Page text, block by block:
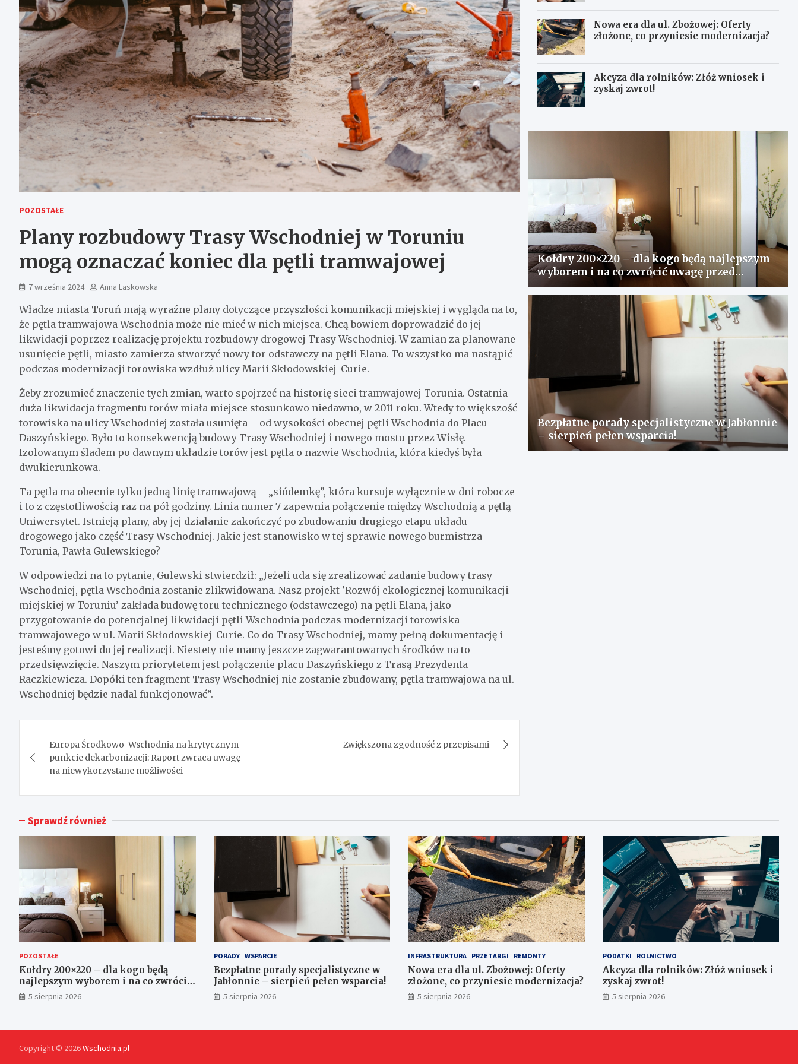
POZOSTAŁE
Plany rozbudowy Trasy Wschodniej w Toruniu
mogą oznaczać koniec dla pętli tramwajowej
7 września 2024 Anna Laskowska
Władze miasta Toruń mają wyraźne plany dotyczące przyszłości komunikacji miejskiej i wygląda na to,
że pętla tramwajowa Wschodnia może nie mieć w nich miejsca. Chcą bowiem doprowadzić do jej
likwidacji poprzez realizację projektu rozbudowy drogowej Trasy Wschodniej. W zamian za planowane
usunięcie pętli, miasto zamierza stworzyć nowy tor odstawczy na pętli Elana. To wszystko ma nastąpić
podczas modernizacji torowiska wzdłuż ulicy Marii Skłodowskiej-Curie.
Żeby zrozumieć znaczenie tych zmian, warto spojrzeć na historię sieci tramwajowej Torunia. Ostatnia
duża likwidacja fragmentu torów miała miejsce stosunkowo niedawno, w 2011 roku. Wtedy to większość
torowiska na ulicy Wschodniej została usunięta – od wysokości obecnej pętli Wschodnia do Placu
Daszyńskiego. Było to konsekwencją budowy Trasy Wschodniej i nowego mostu przez Wisłę.
Izolowanym śladem po dawnym układzie torów jest pętla o nazwie Wschodnia, która kiedyś była
dwukierunkowa.
Ta pętla ma obecnie tylko jedną linię tramwajową – „siódemkę”, która kursuje wyłącznie w dni robocze
i to z częstotliwością raz na pół godziny. Linia numer 7 zapewnia połączenie między Wschodnią a pętlą
Uniwersytet. Istnieją plany, aby jej działanie zakończyć po zbudowaniu drugiego etapu układu
drogowego jako część Trasy Wschodniej. Jakie jest stanowisko w tej sprawie nowego burmistrza
Torunia, Pawła Gulewskiego?
W odpowiedzi na to pytanie, Gulewski stwierdził: „Jeżeli uda się zrealizować zadanie budowy trasy
Wschodniej, pętla Wschodnia zostanie zlikwidowana. Nasz projekt 'Rozwój ekologicznej komunikacji
miejskiej w Toruniu’ zakłada budowę toru technicznego (odstawczego) na pętli Elana, jako
przygotowanie do potencjalnej likwidacji pętli Wschodnia podczas modernizacji torowiska
tramwajowego w ul. Marii Skłodowskiej-Curie. Co do Trasy Wschodniej, mamy pełną dokumentację i
jesteśmy gotowi do jej realizacji. Niestety nie mamy jeszcze zagwarantowanych środków na to
przedsięwzięcie. Naszym priorytetem jest połączenie placu Daszyńskiego z Trasą Prezydenta
Raczkiewicza. Dopóki ten fragment Trasy Wschodniej nie zostanie zbudowany, pętla tramwajowa na ul.
Wschodniej będzie nadal funkcjonować”.
wpisu
Europa Środkowo-Wschodnia na krytycznym
punkcie dekarbonizacji: Raport zwraca uwagę
na niewykorzystane możliwości
Zwiększona zgodność z przepisami
Nowa era dla ul. Zbożowej: Oferty
złożone, co przyniesie modernizacja?
Akcyza dla rolników: Złóż wniosek i
zyskaj zwrot!
Kołdry 200×220 – dla kogo będą najlepszym
wyborem i na co zwrócić uwagę przed
zakupem?
Bezpłatne porady specjalistyczne w Jabłonnie
– sierpień pełen wsparcia!
Sprawdź również
POZOSTAŁE
Kołdry 200×220 – dla kogo będą
najlepszym wyborem i na co zwrócić
uwagę przed zakupem?
5 sierpnia 2026
PORADY WSPARCIE
Bezpłatne porady specjalistyczne w
Jabłonnie – sierpień pełen wsparcia!
5 sierpnia 2026
INFRASTRUKTURA PRZETARGI REMONTY
Nowa era dla ul. Zbożowej: Oferty
złożone, co przyniesie modernizacja?
5 sierpnia 2026
PODATKI ROLNICTWO
Akcyza dla rolników: Złóż wniosek i
zyskaj zwrot!
5 sierpnia 2026
Copyright © 2026Wschodnia.pl